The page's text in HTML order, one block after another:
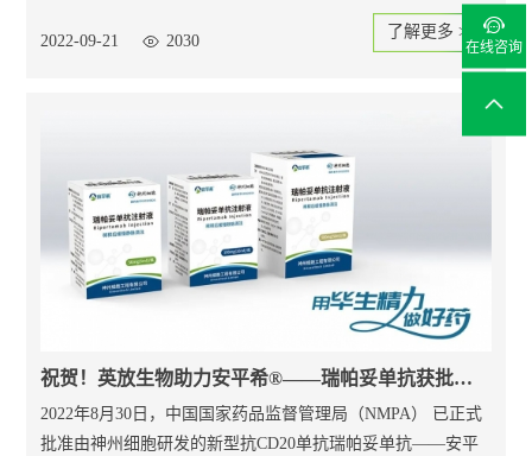
2022-09-21 2030
了解更多 >>
祝贺！英放生物助力安平希®——瑞帕妥单抗获批上市
2022年8月30日，中国国家药品监督管理局（NMPA） 已正式
批准由神州细胞研发的新型抗CD20单抗瑞帕妥单抗——安平

在线咨询